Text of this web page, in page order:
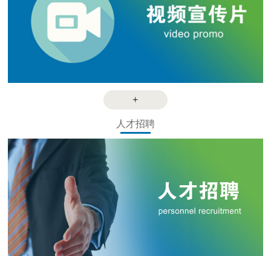
+
人才招聘